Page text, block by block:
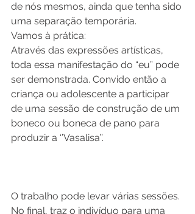
de nós mesmos, ainda que tenha sido
uma separação temporária.
Vamos à prática:
Através das expressões artísticas,
toda essa manifestação do “eu” pode
ser demonstrada. Convido então a
criança ou adolescente a participar
de uma sessão de construção de um
boneco ou boneca de pano para
produzir a ‘’Vasalisa’’.
O trabalho pode levar várias sessões.
No final, traz o indivíduo para uma